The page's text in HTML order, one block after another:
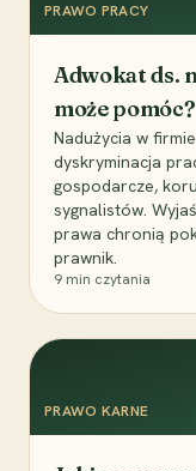
PRAWO PRACY
Adwokat ds.
może pomóc?
Nadużycia w
dyskryminacja
gospodarcze,
sygnalistów.
prawa chronią
prawnik.
9 min czytania
PRAWO KARNE